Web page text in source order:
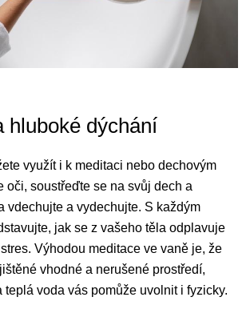
hluboké dýchání
využít i k meditaci nebo dechovým
oči, soustřeďte se na svůj dech a
vdechujte a vydechujte. S každým
jak se z vašeho těla odplavuje
Výhodou meditace ve vaně je, že
vhodné a nerušené prostředí,
teplá voda vás pomůže uvolnit i fyzicky.